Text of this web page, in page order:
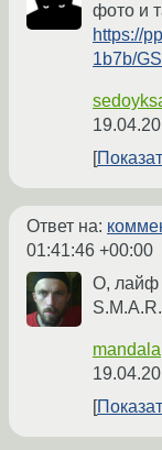
фото и
https://
1b7b/
Ответ на:
01:41:46 +00:00
О, лайф
mandala